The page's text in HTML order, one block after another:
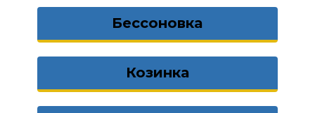
Бессоновка
Козинка